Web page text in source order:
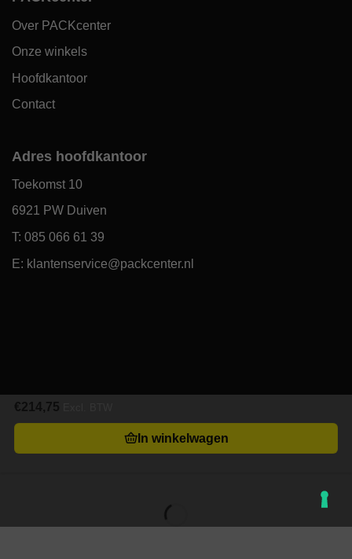
Over PACKcenter
Onze winkels
Hoofdkantoor
Contact
Adres hoofdkantoor
Toekomst 10
6921 PW Duiven
T: 085 066 61 39
E: klantenservice@packcenter.nl
€214,75
In winkelwagen